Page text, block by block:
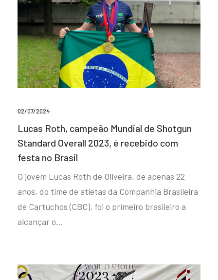
02/07/2024
Lucas Roth, campeão Mundial de Shotgun
Standard Overall 2023, é recebido com
festa no Brasil
O jovem Lucas Roth de Oliveira, de apenas 22
anos, do time de atletas da Companhia Brasileira
de Cartuchos (CBC), foi o primeiro brasileiro a
alcançar o…